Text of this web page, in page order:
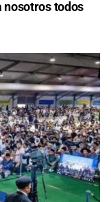
nosotros todos